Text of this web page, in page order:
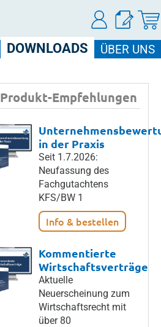
DOWNLOADS ÜBER UNS
Produkt-Empfehlungen
in der Praxis
Seit 1.7.2026:
Neufassung des
Fachgutachtens
KFS/BW 1
Info & bestellen
Kommentierte
Wirtschaftsverträge
Aktuelle
Neuerscheinung zum
Wirtschaftsrecht mit
über 80